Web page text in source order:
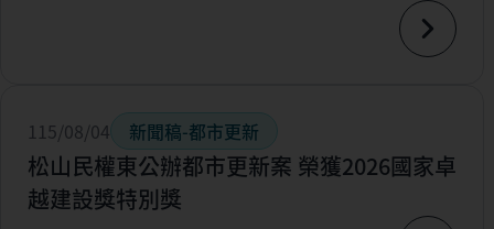
115/08/04 新聞稿-都市更新
松山民權東公辦都市更新案 榮獲2026國家卓
越建設獎特別獎